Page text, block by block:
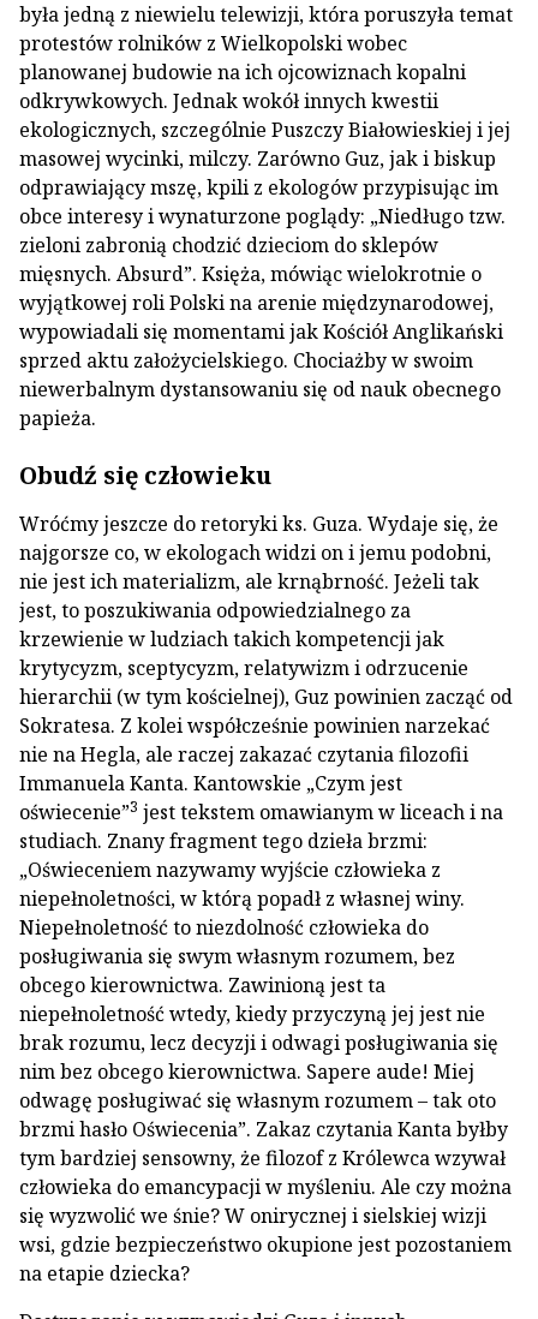
była jedną z niewielu telewizji, która poruszyła temat
protestów rolników z Wielkopolski wobec
planowanej budowie na ich ojcowiznach kopalni
odkrywkowych. Jednak wokół innych kwestii
ekologicznych, szczególnie Puszczy Białowieskiej i jej
masowej wycinki, milczy. Zarówno Guz, jak i biskup
odprawiający mszę, kpili z ekologów przypisując im
obce interesy i wynaturzone poglądy: „Niedługo tzw.
zieloni zabronią chodzić dzieciom do sklepów
mięsnych. Absurd”. Księża, mówiąc wielokrotnie o
wyjątkowej roli Polski na arenie międzynarodowej,
wypowiadali się momentami jak Kościół Anglikański
sprzed aktu założycielskiego. Chociażby w swoim
niewerbalnym dystansowaniu się od nauk obecnego
papieża.
Obudź się człowieku
Wróćmy jeszcze do retoryki ks. Guza. Wydaje się, że
najgorsze co, w ekologach widzi on i jemu podobni,
nie jest ich materializm, ale krnąbrność. Jeżeli tak
jest, to poszukiwania odpowiedzialnego za
krzewienie w ludziach takich kompetencji jak
krytycyzm, sceptycyzm, relatywizm i odrzucenie
hierarchii (w tym kościelnej), Guz powinien zacząć od
Sokratesa. Z kolei współcześnie powinien narzekać
nie na Hegla, ale raczej zakazać czytania filozofii
Immanuela Kanta. Kantowskie „Czym jest
oświecenie”3 jest tekstem omawianym w liceach i na
studiach. Znany fragment tego dzieła brzmi:
„Oświeceniem nazywamy wyjście człowieka z
niepełnoletności, w którą popadł z własnej winy.
Niepełnoletność to niezdolność człowieka do
posługiwania się swym własnym rozumem, bez
obcego kierownictwa. Zawinioną jest ta
niepełnoletność wtedy, kiedy przyczyną jej jest nie
brak rozumu, lecz decyzji i odwagi posługiwania się
nim bez obcego kierownictwa. Sapere aude! Miej
odwagę posługiwać się własnym rozumem – tak oto
brzmi hasło Oświecenia”. Zakaz czytania Kanta byłby
tym bardziej sensowny, że filozof z Królewca wzywał
człowieka do emancypacji w myśleniu. Ale czy można
się wyzwolić we śnie? W onirycznej i sielskiej wizji
wsi, gdzie bezpieczeństwo okupione jest pozostaniem
na etapie dziecka?